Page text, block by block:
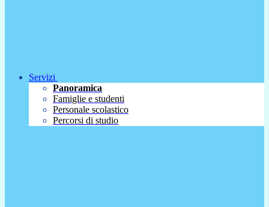
Servizi
Panoramica
Famiglie e studenti
Personale scolastico
Percorsi di studio